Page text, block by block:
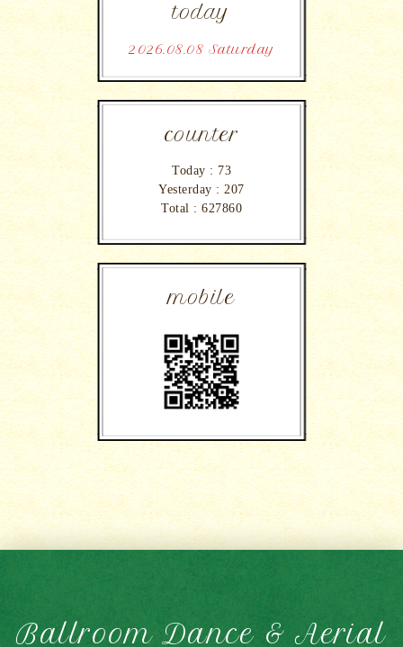
today
2026.08.08 Saturday
counter
Today : 73
Yesterday :207
Total : 627860
mobile
Ballroom Dance & Aerial